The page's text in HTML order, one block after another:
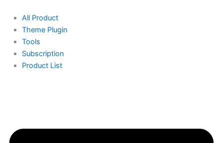
content
All Product
Theme Plugin
Tools
Subscription
Product List